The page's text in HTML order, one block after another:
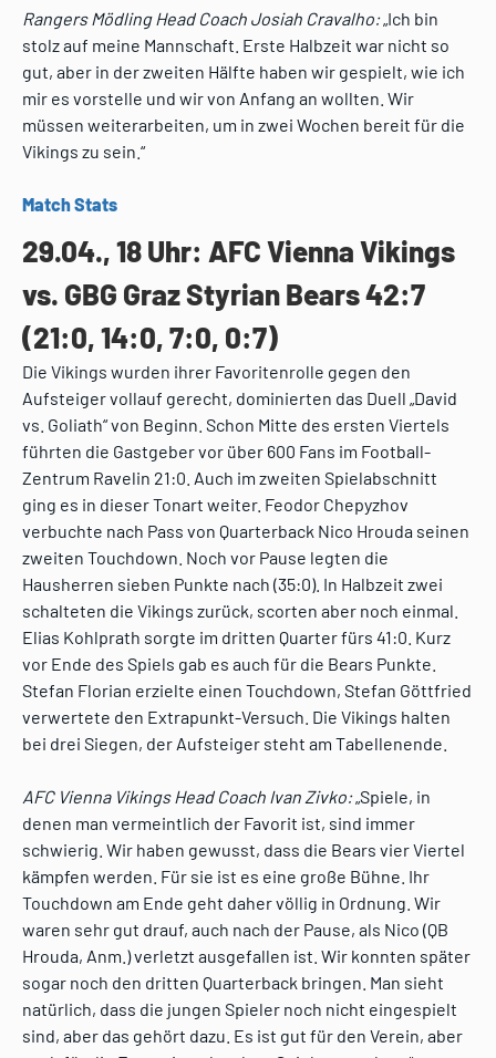
Rangers Mödling Head Coach Josiah Cravalho:„Ich bin
stolz auf meine Mannschaft. Erste Halbzeit war nicht so
gut, aber in der zweiten Hälfte haben wir gespielt, wie ich
mir es vorstelle und wir von Anfang an wollten. Wir
müssen weiterarbeiten, um in zwei Wochen bereit für die
Vikings zu sein.“
Match Stats
29.04., 18 Uhr: AFC Vienna Vikings
vs. GBG Graz Styrian Bears 42:7
(21:0, 14:0, 7:0, 0:7)
Die Vikings wurden ihrer Favoritenrolle gegen den
Aufsteiger vollauf gerecht, dominierten das Duell „David
vs. Goliath“ von Beginn. Schon Mitte des ersten Viertels
führten die Gastgeber vor über 600 Fans im Football-
Zentrum Ravelin 21:0. Auch im zweiten Spielabschnitt
ging es in dieser Tonart weiter. Feodor Chepyzhov
verbuchte nach Pass von Quarterback Nico Hrouda seinen
zweiten Touchdown. Noch vor Pause legten die
Hausherren sieben Punkte nach (35:0). In Halbzeit zwei
schalteten die Vikings zurück, scorten aber noch einmal.
Elias Kohlprath sorgte im dritten Quarter fürs 41:0. Kurz
vor Ende des Spiels gab es auch für die Bears Punkte.
Stefan Florian erzielte einen Touchdown, Stefan Göttfried
verwertete den Extrapunkt-Versuch. Die Vikings halten
bei drei Siegen, der Aufsteiger steht am Tabellenende.
AFC Vienna Vikings Head Coach Ivan Zivko:„Spiele, in
denen man vermeintlich der Favorit ist, sind immer
schwierig. Wir haben gewusst, dass die Bears vier Viertel
kämpfen werden. Für sie ist es eine große Bühne. Ihr
Touchdown am Ende geht daher völlig in Ordnung. Wir
waren sehr gut drauf, auch nach der Pause, als Nico (QB
Hrouda, Anm.) verletzt ausgefallen ist. Wir konnten später
sogar noch den dritten Quarterback bringen. Man sieht
natürlich, dass die jungen Spieler noch nicht eingespielt
sind, aber das gehört dazu. Es ist gut für den Verein, aber